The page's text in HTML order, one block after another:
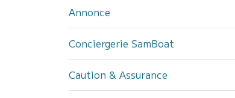
Annonce
Conciergerie SamBoat
Caution & Assurance